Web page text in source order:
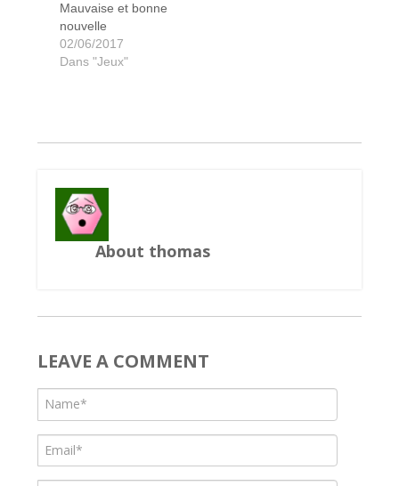
Mauvaise et bonne
nouvelle
02/06/2017
Dans "Jeux"
About thomas
LEAVE A COMMENT